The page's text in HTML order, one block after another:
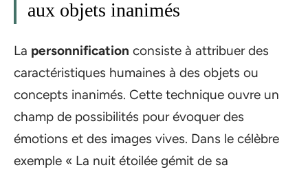
aux objets inanimés
La personnification consiste à attribuer des
caractéristiques humaines à des objets ou
concepts inanimés. Cette technique ouvre un
champ de possibilités pour évoquer des
émotions et des images vives. Dans le célèbre
exemple « La nuit étoilée gémit de sa